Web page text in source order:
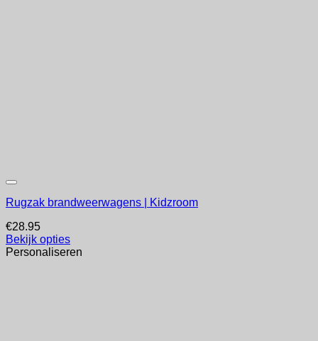
Rugzak brandweerwagens | Kidzroom
€28.95
Bekijk opties
Personaliseren